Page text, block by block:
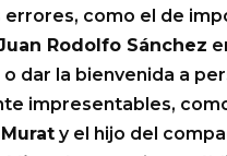
errores, como el de
Rodolfo Sánchez
dar la bienvenida a
impresentables,
y el hijo del